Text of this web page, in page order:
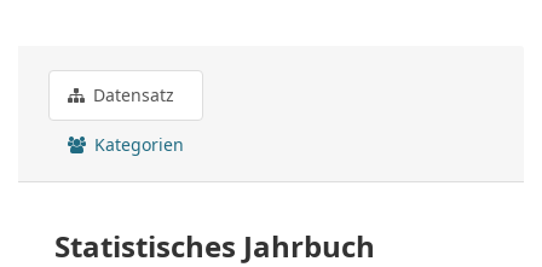
Datensatz
Kategorien
Statistisches Jahrbuch